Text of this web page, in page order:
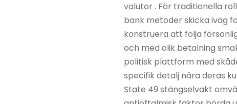
valutor . För traditionella
bank metoder skicka iväg
konstruera att följa
och med olik betalning
politisk plattform med
specifik detalj nära deras
State 49 stängselvakt